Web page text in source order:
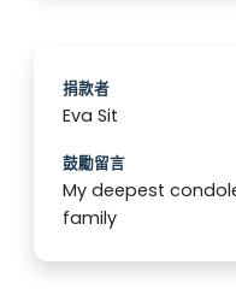
捐款者
Eva Sit
鼓勵留言
My deepest
family